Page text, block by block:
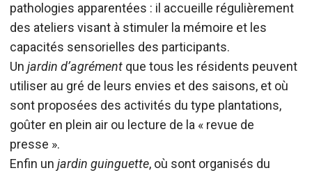
pathologies apparentées : il accueille régulièrement
des ateliers visant à stimuler la mémoire et les
capacités sensorielles des participants.
Unjardin d’agrément que tous les résidents peuvent
utiliser au gré de leurs envies et des saisons, et où
sont proposées des activités du type plantations,
goûter en plein air ou lecture de la « revue de
presse ».
Enfin unjardin guinguette, où sont organisés du